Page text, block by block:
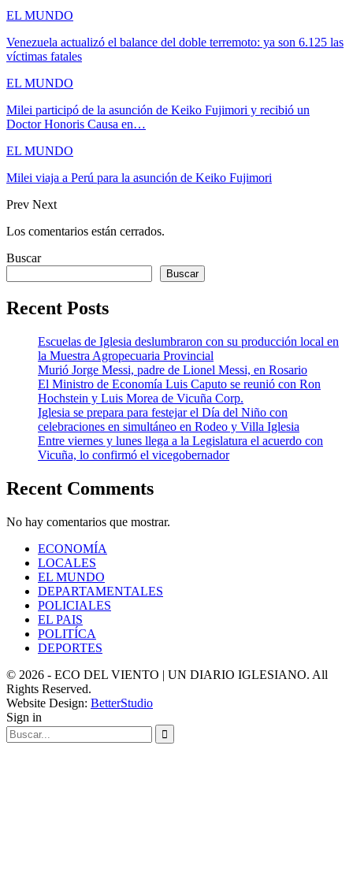
EL MUNDO
Venezuela actualizó el balance del doble terremoto: ya son 6.125 las
víctimas fatales
EL MUNDO
Milei participó de la asunción de Keiko Fujimori y recibió un
Doctor Honoris Causa en…
EL MUNDO
Milei viaja a Perú para la asunción de Keiko Fujimori
Prev Next
Los comentarios están cerrados.
Buscar
Buscar
Recent Posts
Escuelas de Iglesia deslumbraron con su producción local en
la Muestra Agropecuaria Provincial
Murió Jorge Messi, padre de Lionel Messi, en Rosario
El Ministro de Economía Luis Caputo se reunió con Ron
Hochstein y Luis Morea de Vicuña Corp.
Iglesia se prepara para festejar el Día del Niño con
celebraciones en simultáneo en Rodeo y Villa Iglesia
Entre viernes y lunes llega a la Legislatura el acuerdo con
Vicuña, lo confirmó el vicegobernador
Recent Comments
No hay comentarios que mostrar.
ECONOMÍA
LOCALES
EL MUNDO
DEPARTAMENTALES
POLICIALES
EL PAIS
POLITÍCA
DEPORTES
© 2026 - ECO DEL VIENTO | UN DIARIO IGLESIANO. All
Rights Reserved.
Website Design: BetterStudio
Sign in